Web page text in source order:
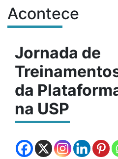
Conteúdo do site
Acontece
Jornada de
da
na USP